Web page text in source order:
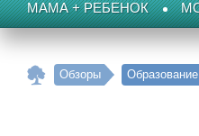
МАМА + РЕБЕНОК
Обзоры Образование